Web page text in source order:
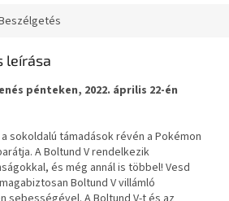
leírása
pénteken, 2022. április 22-én
sokoldalú támadások révén a Pokémon
A Boltund V rendelkezik
és még annál is többel! Vesd
Boltund V villámló